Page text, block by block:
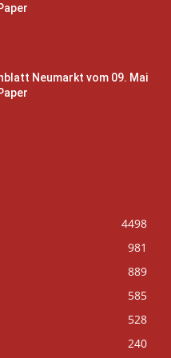
Neumarkt vom 09. Mai
4498
981
889
585
528
240